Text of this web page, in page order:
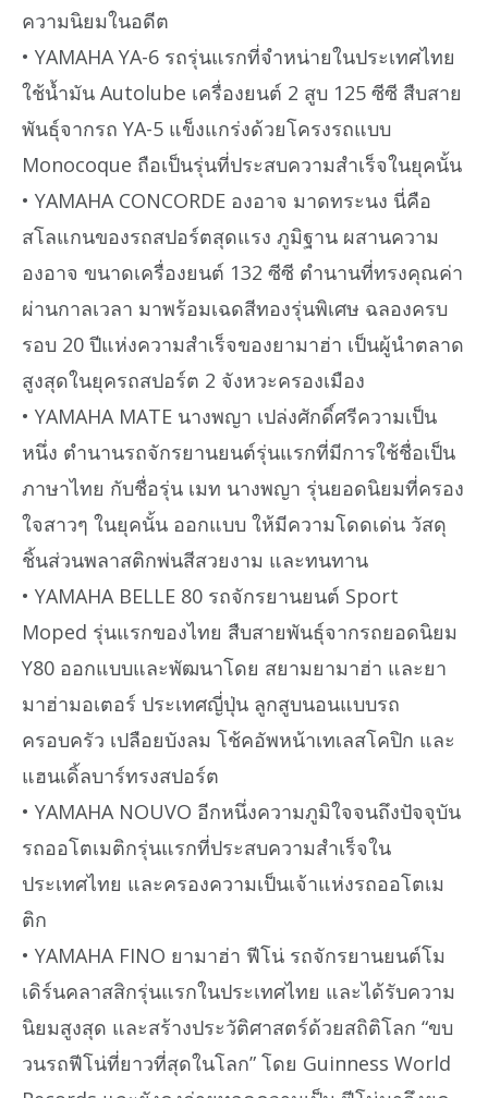
ความนิยมในอดีต
• YAMAHA YA-6 รถรุ่นแรกที่จำหน่ายในประเทศไทย
ใช้น้ำมัน Autolube เครื่องยนต์ 2 สูบ 125 ซีซี สืบสาย
พันธุ์จากรถ YA-5 แข็งแกร่งด้วยโครงรถแบบ
Monocoque ถือเป็นรุ่นที่ประสบความสำเร็จในยุคนั้น
• YAMAHA CONCORDE องอาจ มาดทระนง นี่คือ
สโลแกนของรถสปอร์ตสุดแรง ภูมิฐาน ผสานความ
องอาจ ขนาดเครื่องยนต์ 132 ซีซี ตำนานที่ทรงคุณค่า
ผ่านกาลเวลา มาพร้อมเฉดสีทองรุ่นพิเศษ ฉลองครบ
รอบ 20 ปีแห่งความสำเร็จของยามาฮ่า เป็นผู้นำตลาด
สูงสุดในยุครถสปอร์ต 2 จังหวะครองเมือง
• YAMAHA MATE นางพญา เปล่งศักดิ์ศรีความเป็น
หนึ่ง ตำนานรถจักรยานยนต์รุ่นแรกที่มีการใช้ชื่อเป็น
ภาษาไทย กับชื่อรุ่น เมท นางพญา รุ่นยอดนิยมที่ครอง
ใจสาวๆ ในยุคนั้น ออกแบบ ให้มีความโดดเด่น วัสดุ
ชิ้นส่วนพลาสติกพ่นสีสวยงาม และทนทาน
• YAMAHA BELLE 80 รถจักรยานยนต์ Sport
Moped รุ่นแรกของไทย สืบสายพันธุ์จากรถยอดนิยม
Y80 ออกแบบและพัฒนาโดย สยามยามาฮ่า และยา
มาฮ่ามอเตอร์ ประเทศญี่ปุ่น ลูกสูบนอนแบบรถ
ครอบครัว เปลือยบังลม โช้คอัพหน้าเทเลสโคปิก และ
แฮนเดิ้ลบาร์ทรงสปอร์ต
• YAMAHA NOUVO อีกหนึ่งความภูมิใจจนถึงปัจจุบัน
รถออโตเมติกรุ่นแรกที่ประสบความสำเร็จใน
ประเทศไทย และครองความเป็นเจ้าแห่งรถออโตเม
ติก
• YAMAHA FINO ยามาฮ่า ฟีโน่ รถจักรยานยนต์โม
เดิร์นคลาสสิกรุ่นแรกในประเทศไทย และได้รับความ
นิยมสูงสุด และสร้างประวัติศาสตร์ด้วยสถิติโลก “ขบ
วนรถฟีโน่ที่ยาวที่สุดในโลก” โดย Guinness World